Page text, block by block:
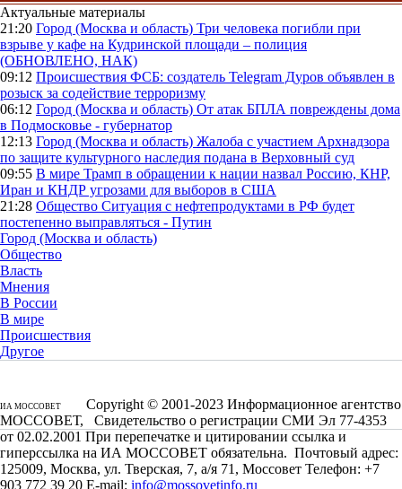
Актуальные материалы
21:20 Город (Москва и область) Три человека погибли при
взрыве у кафе на Кудринской площади – полиция
(ОБНОВЛЕНО, НАК)
09:12 Происшествия ФСБ: создатель Telegram Дуров объявлен в
розыск за содействие терроризму
06:12 Город (Москва и область) От атак БПЛА повреждены дома
в Подмосковье - губернатор
12:13 Город (Москва и область) Жалоба с участием Архнадзора
по защите культурного наследия подана в Верховный суд
09:55 В мире Трамп в обращении к нации назвал Россию, КНР,
Иран и КНДР угрозами для выборов в США
21:28 Общество Ситуация с нефтепродуктами в РФ будет
постепенно выправляться - Путин
Город (Москва и область)
Общество
Власть
Мнения
В России
В мире
Происшествия
Другое
ИА МОССОВЕТ
Copyright © 2001-2023 Информационное агентство
МОССОВЕТ, Свидетельство о регистрации СМИ Эл 77-4353
от 02.02.2001 При перепечатке и цитировании ссылка и
гиперссылка на ИА МОССОВЕТ обязательна. Почтовый адрес:
125009, Москва, ул. Тверская, 7, а/я 71, Моссовет Телефон: +7
903 772 39 20 E-mail: info@mossovetinfo.ru